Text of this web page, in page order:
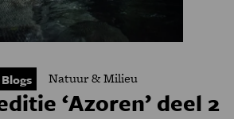
Natuur & Milieu
‘Azoren’ deel 2